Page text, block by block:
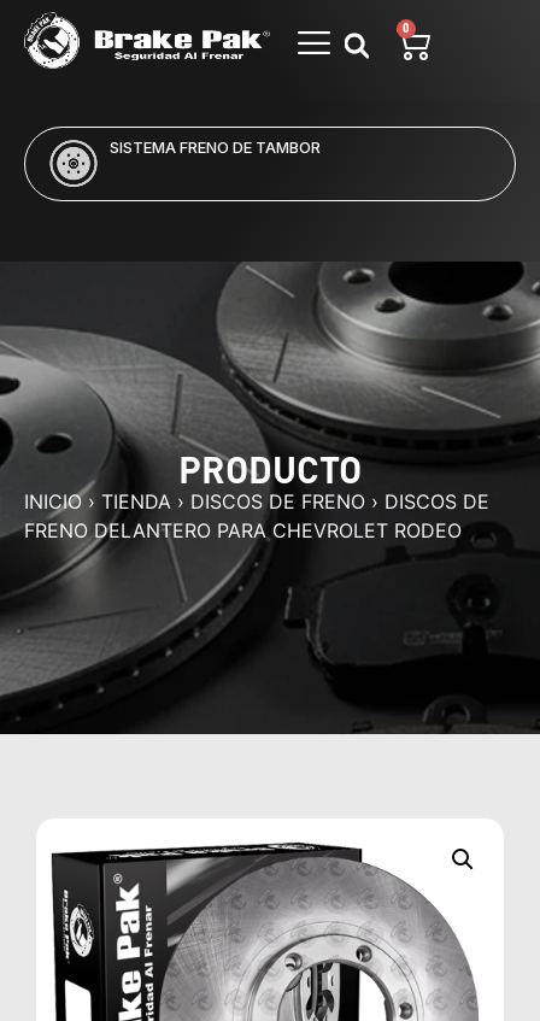
0
SISTEMA FRENO DE TAMBOR
PRODUCTO
INICIO› TIENDA › DISCOS DE FRENO › DISCOS DE
FRENO DELANTERO PARA CHEVROLET RODEO